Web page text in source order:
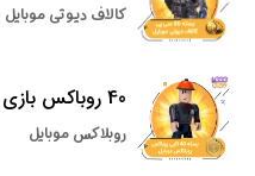
کالاف دیوتی موبایل
40 روباکس بازی روبلاکس
روبلاکس موبایل